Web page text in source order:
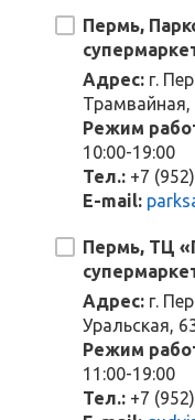
Пермь,
Адрес: г.
Трамвайная,
Режим
10:00-19:00
Тел.: +7
E-mail:
Пермь, ТЦ
Адрес: г.
Уральская,
Режим
11:00-19:00
Тел.: +7